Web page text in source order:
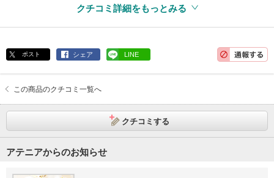
クチコミ詳細をもっとみる
ポスト シェア LINE
この商品のクチコミ一覧へ
クチコミする
アテニアからのお知らせ